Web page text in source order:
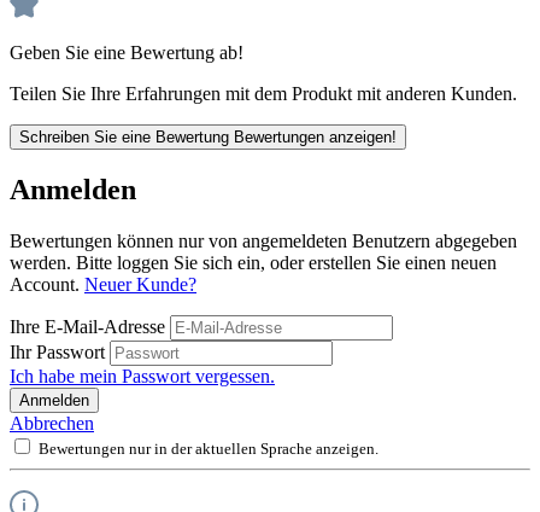
Geben Sie eine Bewertung ab!
Teilen Sie Ihre Erfahrungen mit dem Produkt mit anderen Kunden.
Schreiben Sie eine Bewertung Bewertungen anzeigen!
Anmelden
Bewertungen können nur von angemeldeten Benutzern abgegeben
werden. Bitte loggen Sie sich ein, oder erstellen Sie einen neuen
Account. Neuer Kunde?
Ihre E-Mail-Adresse
Ihr Passwort
Ich habe mein Passwort vergessen.
Anmelden
Abbrechen
Bewertungen nur in der aktuellen Sprache anzeigen.